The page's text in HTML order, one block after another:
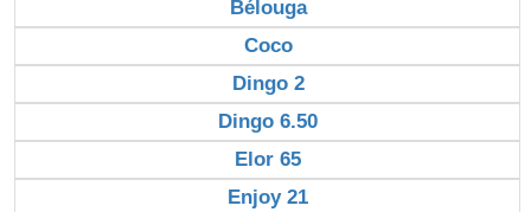
Bélouga
Coco
Dingo 2
Dingo 6.50
Elor 65
Enjoy 21